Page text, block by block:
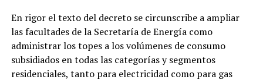
En rigor el texto del decreto se circunscribe a ampliar
las facultades de la Secretaría de Energía como
administrar los topes a los volúmenes de consumo
subsidiados en todas las categorías y segmentos
residenciales, tanto para electricidad como para gas